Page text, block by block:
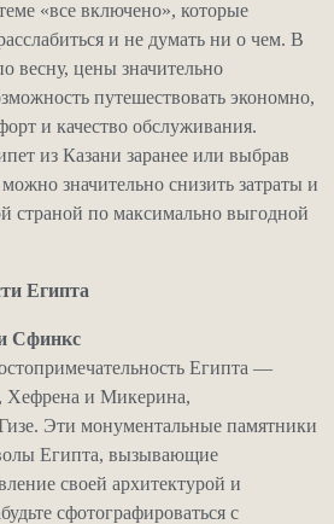
«все включено», которые
и не думать ни о чем. В
весну, цены значительно
путешествовать экономно,
и качество обслуживания.
из Казани заранее или выбрав
значительно снизить затраты и
страной по максимально выгодной
Египта
Сфинкс
Египта —
Хефрена и Микерина,
Эти монументальные памятники
Египта, вызывающие
своей архитектурой и
сфотографироваться с